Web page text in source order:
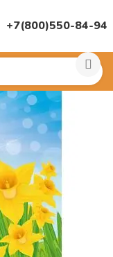
+7(800)550-84-94
Занавесы и задники